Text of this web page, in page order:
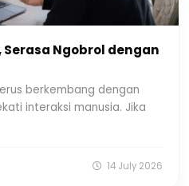
Serasa Ngobrol dengan
berkembang dengan
interaksi manusia. Jika
14 July 2026